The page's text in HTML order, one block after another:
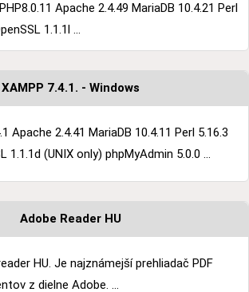
Apache 2.4.49 MariaDB 10.4.21 Perl
1.1.1l ...
XAMPP 7.4.1. - Windows
Apache 2.4.41 MariaDB 10.4.11 Perl 5.16.3
1.1.1d (UNIX only) phpMyAdmin 5.0.0 ...
Adobe Reader HU
HU. Je najznámejší prehliadač PDF
z dielne Adobe. ...